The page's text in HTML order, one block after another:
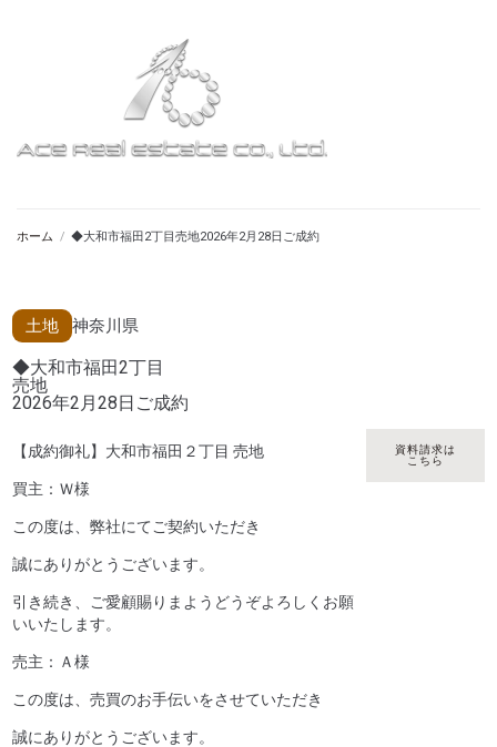
ホーム / ◆大和市福田2丁目売地2026年2月28日ご成約
土地 神奈川県
◆大和市福田2丁目
売地
2026年2月28日ご成約
【成約御礼】大和市福田２丁目 売地
買主：Ｗ様
この度は、弊社にてご契約いただき
誠にありがとうございます。
引き続き、ご愛顧賜りまようどうぞよろしくお願
いいたします。
売主：Ａ様
この度は、売買のお手伝いをさせていただき
誠にありがとうございます。
資料請求は
こちら